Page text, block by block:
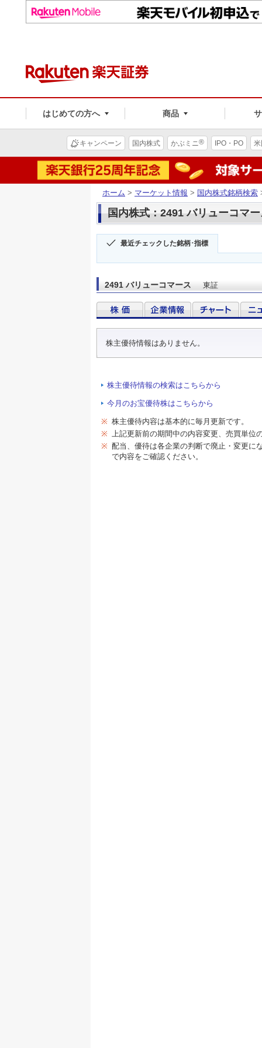
はじめての方へ 商品
キャンペーン 国内株式 かぶミニ® IPO・PO
ホーム > マーケット情報 > 国内株式銘柄検索
国内株式：2491 バリューコマ
最近チェックした銘柄･指標
2491 バリューコマース 東証
株主優待情報はありません。
株主優待情報の検索はこちらから
今月のお宝優待株はこちらから
※ 株主優待内容は基本的に毎月更新です。
※ 上記更新前の期間中の内容変更、売買単位
※ 配当、優待は各企業の判断で廃止・変更に
で内容をご確認ください。